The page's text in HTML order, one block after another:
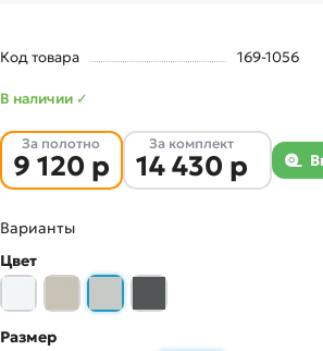
Код товара 169-1056
В наличии ✓
За полотно
9 120 р
За комплект
14 430 р
Варианты
Цвет
Размер